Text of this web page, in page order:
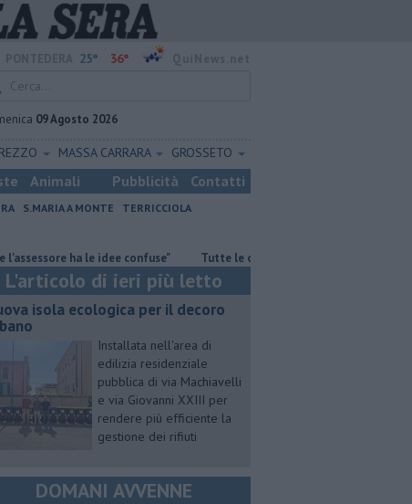
25° 36°
09 Agosto 2026
MASSA CARRARA GROSSETO
Animali Pubblicità Contatti
S.MARIA A MONTE
TERRICCIOLA
ha le idee confuse" ​Tutte le offerte di lavoro in provincia di Pisa
L'articolo di ieri più letto
isola ecologica per il decoro
Installata nell'area di
edilizia residenziale
pubblica di via Machiavelli
e via Giovanni XXIII per
rendere più efficiente la
gestione dei rifiuti
DOMANI AVVENNE